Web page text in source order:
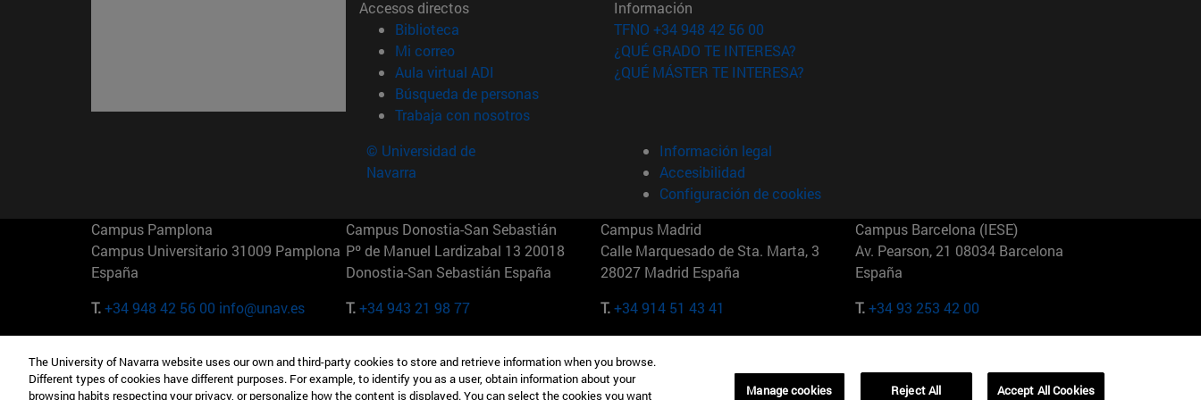
Accesos directos
Biblioteca (abre en nueva ventana)
Mi correo(abre en nueva ventana)
Aula virtual ADI (abre en nueva ventana)
Búsqueda de personas(abre en nueva ventana)
Trabaja con nosotros(abre en nueva ventana)
Información
TFNO +34 948 42 56 00
¿QUÉ GRADO TE INTERESA?
¿QUÉ MÁSTER TE INTERESA?
© Universidad de
Navarra
Información legal
Accesibilidad
Configuración de cookies
Campus Pamplona
Campus Universitario 31009 Pamplona
España
T.+34 948 42 56 00 info@unav.es
Campus Donostia-San Sebastián
Pº de Manuel Lardizabal 13 20018
Donostia-San Sebastián España
T.+34 943 21 98 77
Campus Madrid
Calle Marquesado de Sta. Marta, 3
28027 Madrid España
T.+34 914 51 43 41
Campus Barcelona (IESE)
Av. Pearson, 21 08034 Barcelona
España
T.+34 93 253 42 00
Camino del Cerro Águila 3 28023
Madrid España
165 W 57th St 10019-2201 Nueva York
EE.UU
Maria-Theresia-Straße 15 81675
Múnich Alemania
01321001 Bela Vista Brasil
The University of Navarra website uses our own and third-party cookies to store and retrieve information when you browse.
Different types of cookies have different purposes. For example, to identify you as a user, obtain information about your
browsing habits respecting your privacy, or personalize how the content is displayed. You can select the cookies you want
Manage cookies Reject All Accept All Cookies